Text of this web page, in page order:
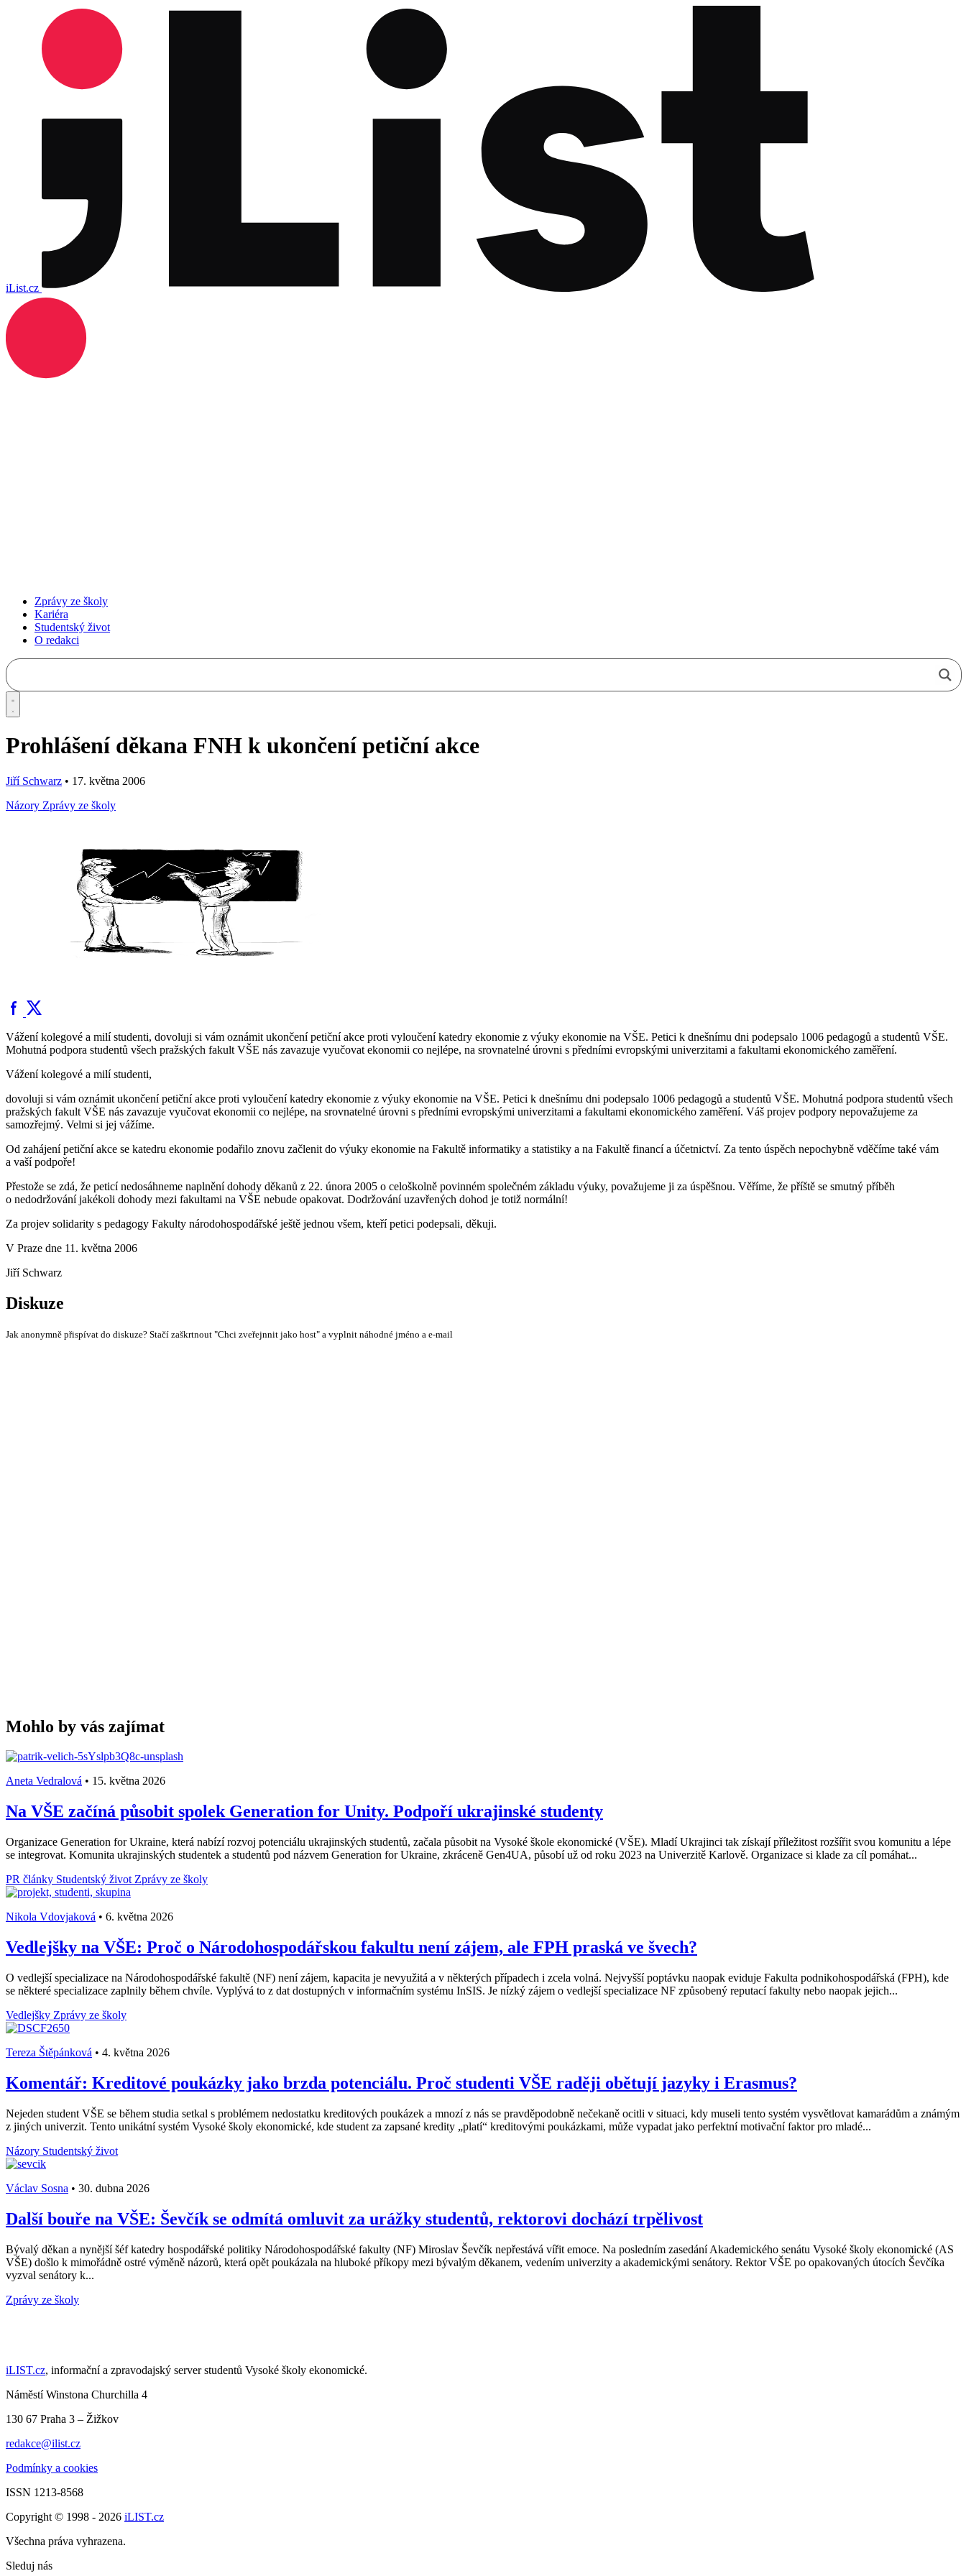
iList.cz
Zprávy ze školy
Kariéra
Studentský život
O redakci
Prohlášení děkana FNH k ukončení petiční akce
Jiří Schwarz • 17. května 2006
Názory Zprávy ze školy
Vážení kolegové a milí studenti, dovoluji si vám oznámit ukončení petiční akce proti vyloučení katedry ekonomie z výuky ekonomie na VŠE. Petici k dnešnímu dni podepsalo 1006 pedagogů a studentů VŠE.
Mohutná podpora studentů všech pražských fakult VŠE nás zavazuje vyučovat ekonomii co nejlépe, na srovnatelné úrovni s předními evropskými univerzitami a fakultami ekonomického zaměření.
Vážení kolegové a milí studenti,
dovoluji si vám oznámit ukončení petiční akce proti vyloučení katedry ekonomie z výuky ekonomie na VŠE. Petici k dnešnímu dni podepsalo 1006 pedagogů a studentů VŠE. Mohutná podpora studentů všech
pražských fakult VŠE nás zavazuje vyučovat ekonomii co nejlépe, na srovnatelné úrovni s předními evropskými univerzitami a fakultami ekonomického zaměření. Váš projev podpory nepovažujeme za
samozřejmý. Velmi si jej vážíme.
Od zahájení petiční akce se katedru ekonomie podařilo znovu začlenit do výuky ekonomie na Fakultě informatiky a statistiky a na Fakultě financí a účetnictví. Za tento úspěch nepochybně vděčíme také vám
a vaší podpoře!
Přestože se zdá, že peticí nedosáhneme naplnění dohody děkanů z 22. února 2005 o celoškolně povinném společném základu výuky, považujeme ji za úspěšnou. Věříme, že příště se smutný příběh
o nedodržování jakékoli dohody mezi fakultami na VŠE nebude opakovat. Dodržování uzavřených dohod je totiž normální!
Za projev solidarity s pedagogy Fakulty národohospodářské ještě jednou všem, kteří petici podepsali, děkuji.
V Praze dne 11. května 2006
Jiří Schwarz
Diskuze
Jak anonymně přispívat do diskuze? Stačí zaškrtnout "Chci zveřejnnit jako host" a vyplnit náhodné jméno a e-mail
Mohlo by vás zajímat
Aneta Vedralová • 15. května 2026
Na VŠE začíná působit spolek Generation for Unity. Podpoří ukrajinské studenty
Organizace Generation for Ukraine, která nabízí rozvoj potenciálu ukrajinských studentů, začala působit na Vysoké škole ekonomické (VŠE). Mladí Ukrajinci tak získají příležitost rozšířit svou komunitu a lépe
se integrovat. Komunita ukrajinských studentek a studentů pod názvem Generation for Ukraine, zkráceně Gen4UA, působí už od roku 2023 na Univerzitě Karlově. Organizace si klade za cíl pomáhat...
PR články Studentský život Zprávy ze školy
Nikola Vdovjaková • 6. května 2026
Vedlejšky na VŠE: Proč o Národohospodářskou fakultu není zájem, ale FPH praská ve švech?
O vedlejší specializace na Národohospodářské fakultě (NF) není zájem, kapacita je nevyužitá a v některých případech i zcela volná. Nejvyšší poptávku naopak eviduje Fakulta podnikohospodářská (FPH), kde
se některé specializace zaplnily během chvíle. Vyplývá to z dat dostupných v informačním systému InSIS. Je nízký zájem o vedlejší specializace NF způsobený reputací fakulty nebo naopak jejich...
Vedlejšky Zprávy ze školy
Tereza Štěpánková • 4. května 2026
Komentář: Kreditové poukázky jako brzda potenciálu. Proč studenti VŠE raději obětují jazyky i Erasmus?
Nejeden student VŠE se během studia setkal s problémem nedostatku kreditových poukázek a mnozí z nás se pravděpodobně nečekaně ocitli v situaci, kdy museli tento systém vysvětlovat kamarádům a známým
z jiných univerzit. Tento unikátní systém Vysoké školy ekonomické, kde student za zapsané kredity „platí“ kreditovými poukázkami, může vypadat jako perfektní motivační faktor pro mladé...
Názory Studentský život
Václav Sosna • 30. dubna 2026
Další bouře na VŠE: Ševčík se odmítá omluvit za urážky studentů, rektorovi dochází trpělivost
Bývalý děkan a nynější šéf katedry hospodářské politiky Národohospodářské fakulty (NF) Miroslav Ševčík nepřestává vířit emoce. Na posledním zasedání Akademického senátu Vysoké školy ekonomické (AS
VŠE) došlo k mimořádně ostré výměně názorů, která opět poukázala na hluboké příkopy mezi bývalým děkanem, vedením univerzity a akademickými senátory. Rektor VŠE po opakovaných útocích Ševčíka
vyzval senátory k...
Zprávy ze školy
iLIST.cz, informační a zpravodajský server studentů Vysoké školy ekonomické.
Náměstí Winstona Churchilla 4
130 67 Praha 3 – Žižkov
redakce@ilist.cz
Podmínky a cookies
ISSN 1213-8568
Copyright © 1998 - 2026 iLIST.cz
Všechna práva vyhrazena.
Sleduj nás